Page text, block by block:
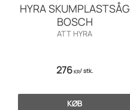
HYRA SKUMPLASTSÅG
BOSCH
ATT HYRA
276KR/stk.
KØB